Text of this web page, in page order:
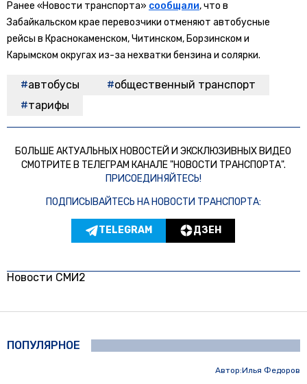
Ранее «Новости транспорта» сообщали, что в
Забайкальском крае перевозчики отменяют автобусные
рейсы в Краснокаменском, Читинском, Борзинском и
Карымском округах из-за нехватки бензина и солярки.
автобусы
общественный транспорт
тарифы
БОЛЬШЕ АКТУАЛЬНЫХ НОВОСТЕЙ И ЭКСКЛЮЗИВНЫХ ВИДЕО
СМОТРИТЕ В ТЕЛЕГРАМ КАНАЛЕ "НОВОСТИ ТРАНСПОРТА".
ПРИСОЕДИНЯЙТЕСЬ!
ПОДПИСЫВАЙТЕСЬ НА НОВОСТИ ТРАНСПОРТА:
TELEGRAM ДЗЕН
Новости СМИ2
ПОПУЛЯРНОЕ
Автор:Илья Федоров